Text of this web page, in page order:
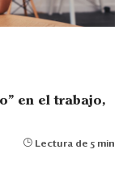
en el trabajo,
Lectura de 5 min